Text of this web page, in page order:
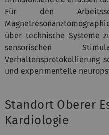
Für den
über technische Systeme
sensorischen
Verhaltensprotokollierung
und experimentelle
Standort Oberer
Kardiologie